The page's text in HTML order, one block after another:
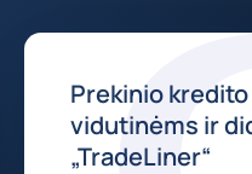
Prekinio
vidutinėms ir
„TradeLiner“